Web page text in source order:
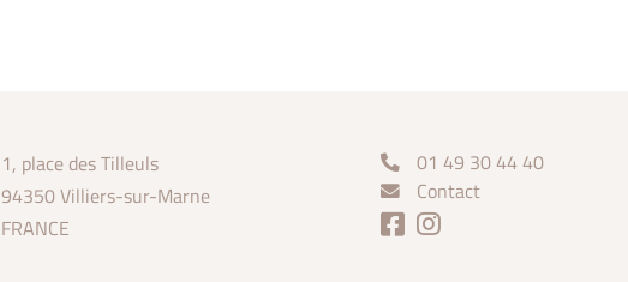
1, place des Tilleuls
94350 Villiers-sur-Marne
FRANCE
01 49 30 44 40
Contact